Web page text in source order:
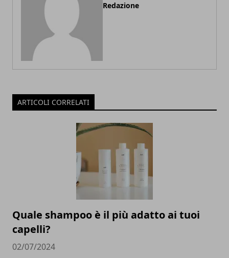
Redazione
ARTICOLI CORRELATI
Quale shampoo è il più adatto ai tuoi
capelli?
02/07/2024